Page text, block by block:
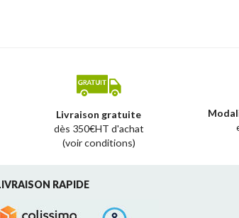
Livraison gratuite
dès 350€HT d'achat
(voir conditions)
RAPIDE